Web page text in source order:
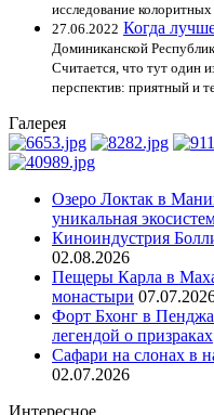
исследование
27.06.2022 Когда
Доминиканской
Считается, что тут один
перспектив: приятный и
Галерея
Озеро Локтак в
уникальная
Киноиндустрия
02.08.2026
Пещеры Карла в
монастыри
Форт Бхонг в
легендой о призраках
Сафари на слонах в
02.07.2026